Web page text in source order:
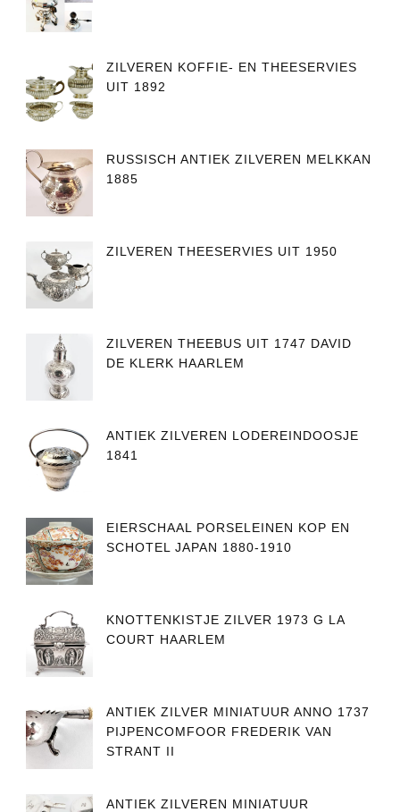
ZILVEREN KOFFIE- EN THEESERVIES
UIT 1892
RUSSISCH ANTIEK ZILVEREN MELKKAN
1885
ZILVEREN THEESERVIES UIT 1950
ZILVEREN THEEBUS UIT 1747 DAVID
DE KLERK HAARLEM
ANTIEK ZILVEREN LODEREINDOOSJE
1841
EIERSCHAAL PORSELEINEN KOP EN
SCHOTEL JAPAN 1880-1910
KNOTTENKISTJE ZILVER 1973 G LA
COURT HAARLEM
ANTIEK ZILVER MINIATUUR ANNO 1737
PIJPENCOMFOOR FREDERIK VAN
STRANT II
ANTIEK ZILVEREN MINIATUUR